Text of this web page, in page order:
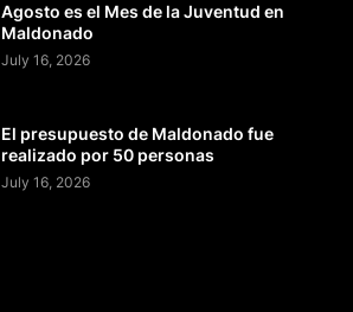
Agosto es el Mes de la Juventud en
Maldonado
July 16, 2026
El presupuesto de Maldonado fue
realizado por 50 personas
July 16, 2026